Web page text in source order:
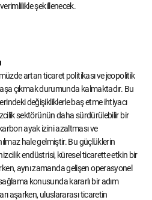
şekillenecek.
artan ticaret politikası ve jeopolitik
çıkmak durumunda kalmaktadır. Bu
değişikliklerle baş etme ihtiyacı
sektörünün daha sürdürülebilir bir
ayak izini azaltması ve
hale gelmiştir. Bu güçlüklerin
endüstrisi, küresel ticarette etkin bir
aynı zamanda gelişen operasyonel
konusunda kararlı bir adım
aşarken, uluslararası ticaretin